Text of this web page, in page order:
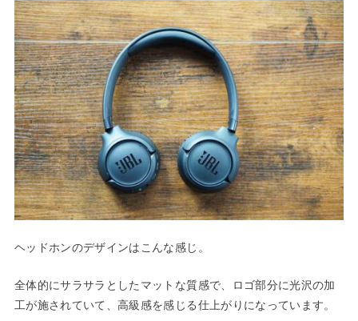
ヘッドホンのデザインはこんな感じ。
全体的にサラサラとしたマットな質感で、ロゴ部分に光沢の加
工が施されていて、高級感を感じる仕上がりになっています。